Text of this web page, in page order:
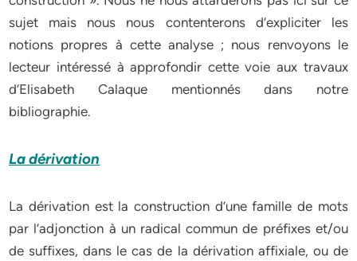
sujet mais nous nous contenterons d’expliciter les
notions propres à cette analyse ; nous renvoyons le
lecteur intéressé à approfondir cette voie aux travaux
d’Elisabeth Calaque mentionnés dans notre
bibliographie.
La dérivation
La dérivation est la construction d’une famille de mots
par l’adjonction à un radical commun de préfixes et/ou
de suffixes, dans le cas de la dérivation affixiale, ou de